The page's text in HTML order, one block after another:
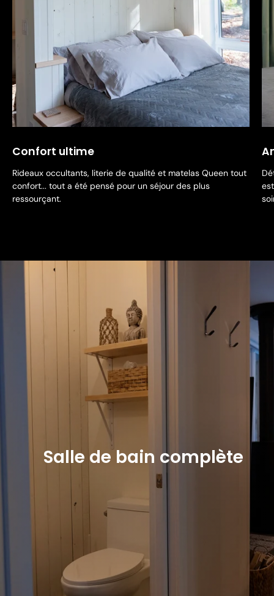
Confort ultime
Rideaux occultants, literie de qualité et matelas Queen tout
confort... tout a été pensé pour un séjour des plus
ressourçant.
Salle de bain complète